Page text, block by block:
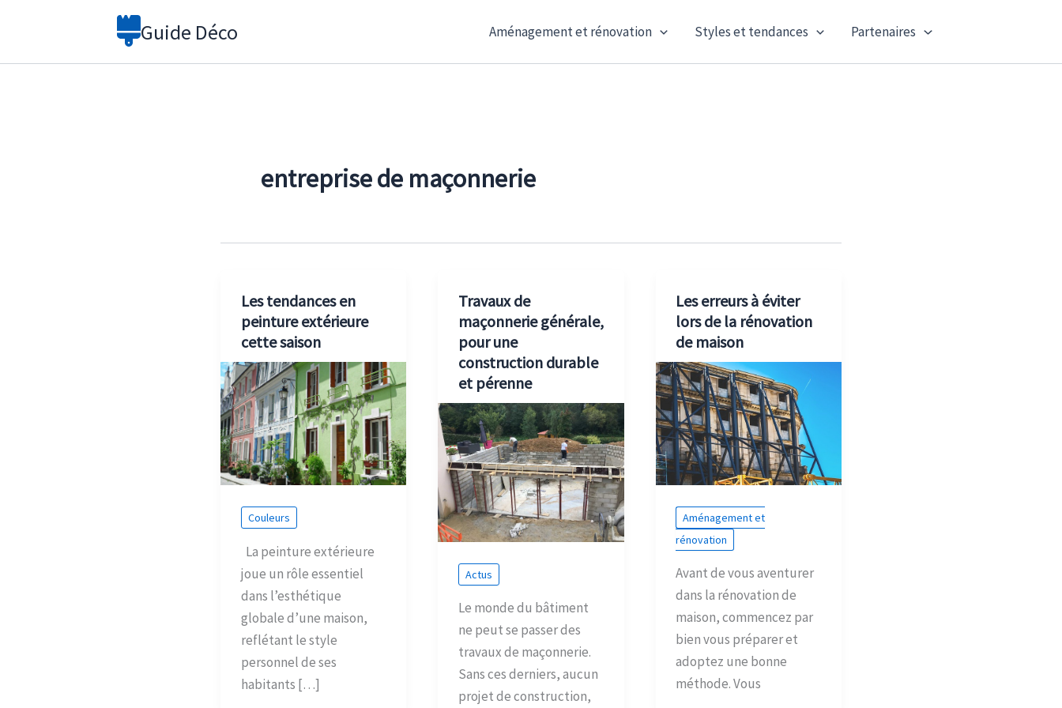
Guide Déco Aménagement et rénovation Styles et tendances Partenaires
entreprise de maçonnerie
Les tendances en
peinture extérieure
cette saison
Couleurs
La peinture extérieure
joue un rôle essentiel
dans l’esthétique
globale d’une maison,
reflétant le style
personnel de ses
habitants […]
Travaux de
maçonnerie générale,
pour une
construction durable
et pérenne
Actus
Le monde du bâtiment
ne peut se passer des
travaux de maçonnerie.
Sans ces derniers, aucun
projet de construction,
Les erreurs à éviter
lors de la rénovation
de maison
Aménagement et
rénovation
Avant de vous aventurer
dans la rénovation de
maison, commencez par
bien vous préparer et
adoptez une bonne
méthode. Vous